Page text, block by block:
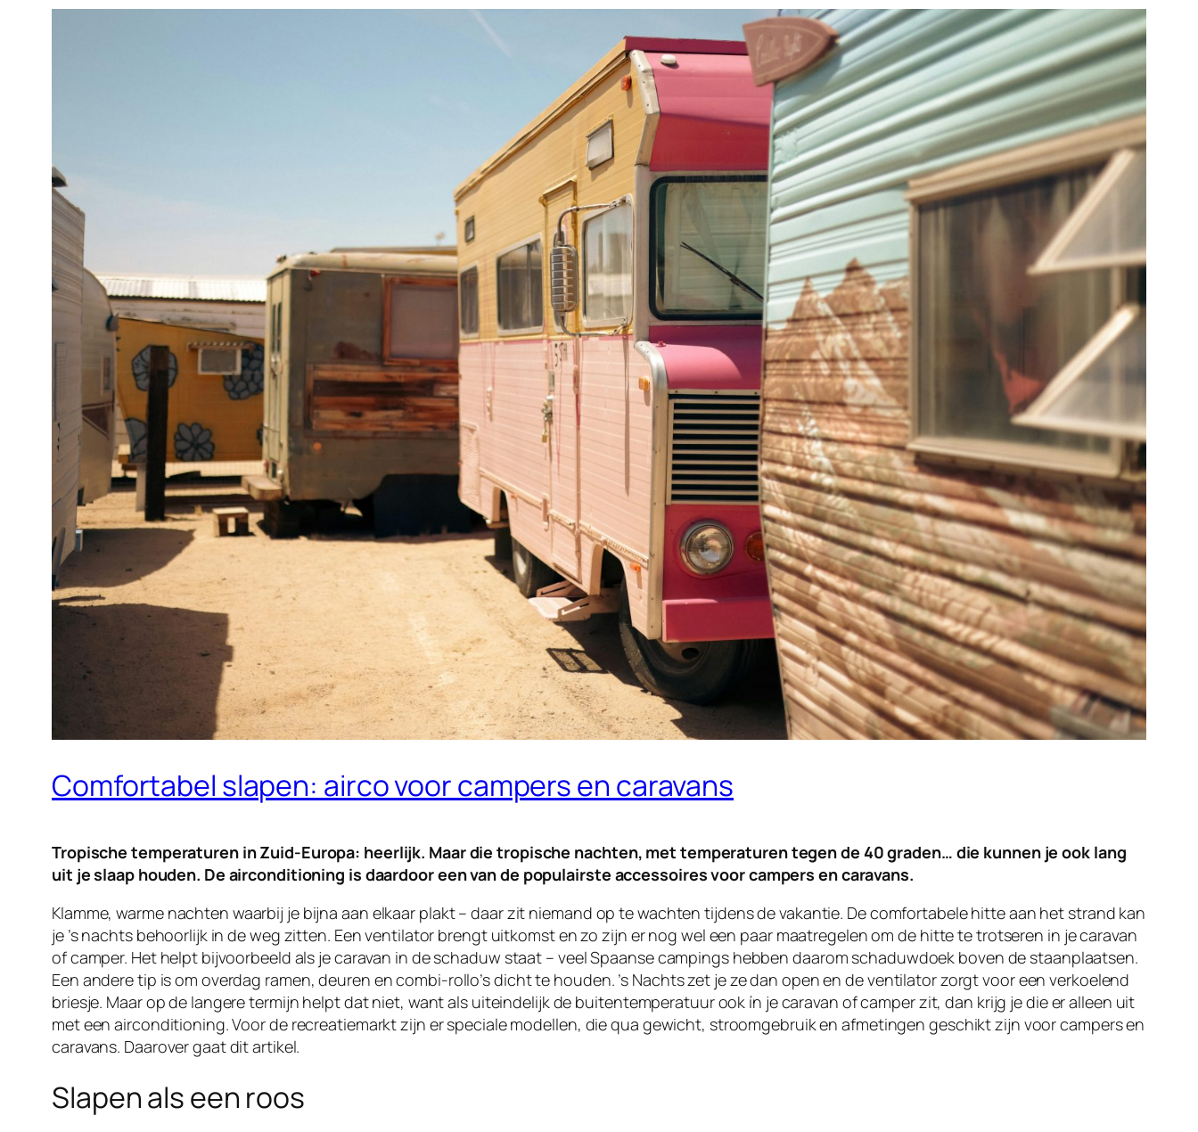
Comfortabel slapen: airco voor campers en caravans
Tropische temperaturen in Zuid-Europa: heerlijk. Maar die tropische nachten, met temperaturen tegen de 40 graden… die kunnen je ook lang
uit je slaap houden. De airconditioning is daardoor een van de populairste accessoires voor campers en caravans.
Klamme, warme nachten waarbij je bijna aan elkaar plakt – daar zit niemand op te wachten tijdens de vakantie. De comfortabele hitte aan het strand kan
je ’s nachts behoorlijk in de weg zitten. Een ventilator brengt uitkomst en zo zijn er nog wel een paar maatregelen om de hitte te trotseren in je caravan
of camper. Het helpt bijvoorbeeld als je caravan in de schaduw staat – veel Spaanse campings hebben daarom schaduwdoek boven de staanplaatsen.
Een andere tip is om overdag ramen, deuren en combi-rollo’s dicht te houden. ’s Nachts zet je ze dan open en de ventilator zorgt voor een verkoelend
briesje. Maar op de langere termijn helpt dat niet, want als uiteindelijk de buitentemperatuur ook ín je caravan of camper zit, dan krijg je die er alleen uit
met een airconditioning. Voor de recreatiemarkt zijn er speciale modellen, die qua gewicht, stroomgebruik en afmetingen geschikt zijn voor campers en
caravans. Daarover gaat dit artikel.
Slapen als een roos